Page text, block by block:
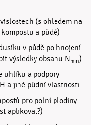
(s ohledem na
a půdě)
v půdě po hnojení
výsledky obsahu Nmin)
uhlíku a podpory
a jiné půdní vlastnosti
pro polní plodiny
aplikovat?)